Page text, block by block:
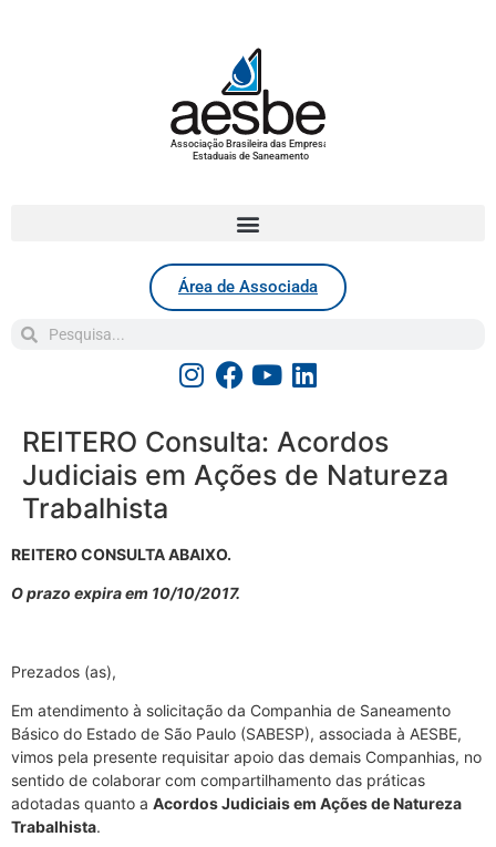
Associação Brasileira das Empresas
Estaduais de Saneamento
Área de Associada
REITERO Consulta: Acordos
Judiciais em Ações de Natureza
Trabalhista
REITERO CONSULTA ABAIXO.
O prazo expira em 10/10/2017.
Prezados (as),
Em atendimento à solicitação da Companhia de Saneamento
Básico do Estado de São Paulo (SABESP), associada à AESBE,
vimos pela presente requisitar apoio das demais Companhias, no
sentido de colaborar com compartilhamento das práticas
adotadas quanto a Acordos Judiciais em Ações de Natureza
Trabalhista.